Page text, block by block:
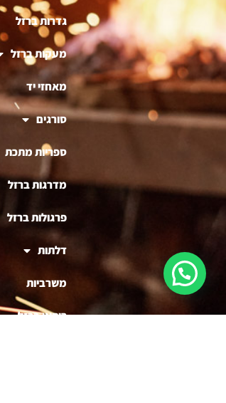
גדרות ברזל
מעקות ברזל
מאחזי יד
סורגים
ספריות מתכת
מדרגות ברזל
פרגולות ברזל
דלתות
משרביות
ריהוט ברזל